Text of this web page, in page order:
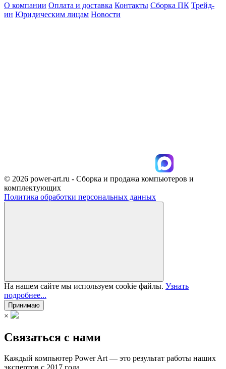
О компании Оплата и доставка Контакты Сборка ПК Трейд-
ин Юридическим лицам Новости
© 2026 power-art.ru - Сборка и продажа компьютеров и
комплектующих
Политика обработки персональных данных
На нашем сайте мы используем cookie файлы. Узнать
подробнее...
Принимаю
×
Связаться с нами
Каждый компьютер Power Art — это результат работы наших